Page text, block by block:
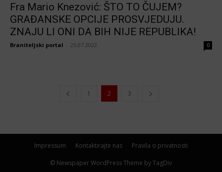
Fra Mario Knezović: ŠTO TO ČUJEM?
GRAĐANSKE OPCIJE PROSVJEDUJU.
ZNAJU LI ONI DA BIH NIJE REPUBLIKA!
Braniteljski portal 25.07.2022 0
1 2 3
Impressum Kontaktirajte nas Pravila o privatnosti
© Newspaper WordPress Theme by TagDiv